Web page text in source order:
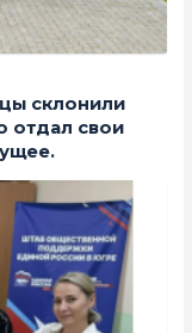
склонили
отдал свои